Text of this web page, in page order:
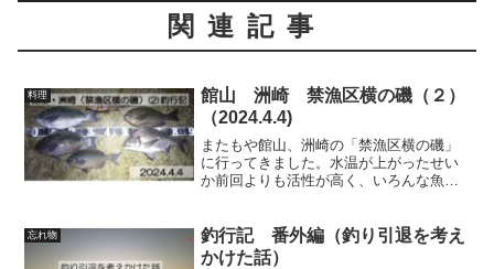
関連記事
料理
館山 洲崎 禁漁区横の磯（２）
（2024.4.4)
またもや館山、洲崎の「禁漁区横の磯」
に行ってきました。水温が上がったせい
か前回よりも活性が高く、いろんな魚が
く調理していただきました。寒メジナ最
高ですね！
忘れ物
釣行記 番外編（釣り引退を考え
かけた話）